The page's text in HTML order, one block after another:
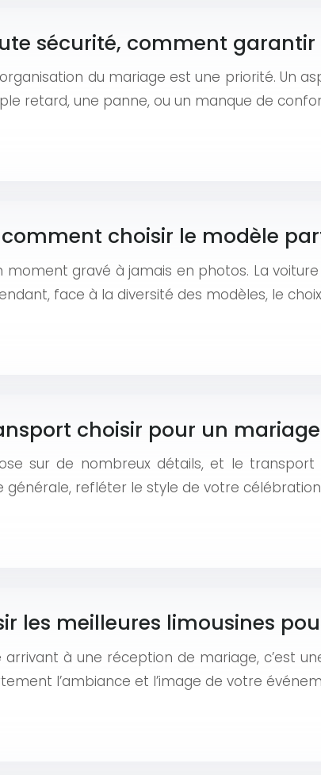
sécurité, comment garantir
du mariage est une priorité. Un
retard, une panne, ou un manque de
choisir le modèle
moment gravé à jamais en photos. La
face à la diversité des modèles, le
choisir pour un mariage
sur de nombreux détails, et le
générale, refléter le style de votre
les meilleures limousines
arrivant à une réception de mariage, c’est
l’ambiance et l’image de votre